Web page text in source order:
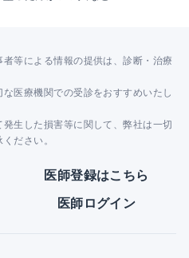
等による情報の提供は、診断・治療
医療機関での受診をおすすめいたし
生した損害等に関して、弊社は一切
ださい。
医師登録はこちら
医師ログイン